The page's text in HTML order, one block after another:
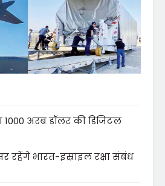
अरब डॉलर की डिजिटल
रहेंगे भारत-इस्राइल रक्षा संबंध